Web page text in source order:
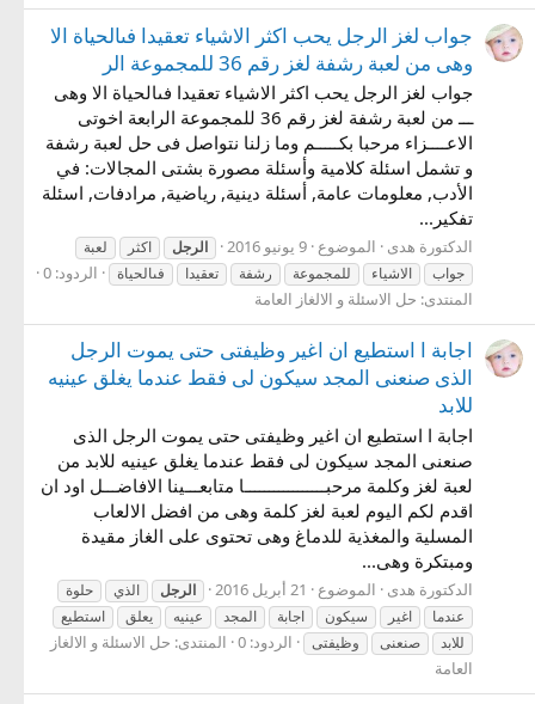
جواب لغز الرجل يحب اكثر الاشياء تعقيدا فىالحياة الا
وهى من لعبة رشفة لغز رقم 36 للمجموعة الر
جواب لغز الرجل يحب اكثر الاشياء تعقيدا فىالحياة الا وهى
ـــ من لعبة رشفة لغز رقم 36 للمجموعة الرابعة اخوتى
الاعــــزاء مرحبا بكـــــم وما زلنا نتواصل فى حل لعبة رشفة
و تشمل اسئلة كلامية وأسئلة مصورة بشتى المجالات: في
الأدب, معلومات عامة, أسئلة دينية, رياضية, مرادفات, اسئلة
تفكير...
الدكتورة هدى الموضوع 9 يونيو 2016 الرجل اكثر
لعبة
جواب
الاشياء للمجموعة رشفة تعقيدا فىالحياة
الردود: 0
المنتدى: حل الاسئلة و الالغاز العامة
اجابة ا استطيع ان اغير وظيفتى حتى يموت الرجل
الذى صنعنى المجد سيكون لى فقط عندما يغلق عينيه
للابد
اجابة ا استطيع ان اغير وظيفتى حتى يموت الرجل الذى
صنعنى المجد سيكون لى فقط عندما يغلق عينيه للابد من
لعبة لغز وكلمة مرحبـــــــــــــــــا متابعـــينا الافاضـــل اود ان
اقدم لكم اليوم لعبة لغز كلمة وهى من افضل الالعاب
المسلية والمغذية للدماغ وهى تحتوى على الغاز مقيدة
ومبتكرة وهى...
الدكتورة هدى الموضوع 21 أبريل 2016 الرجل الذي
حلوة
عندما
اغير سيكون اجابة المجد عينيه يعلق
استطيع
للابد
صنعنى وظيفتى الردود: 0 المنتدى: حل الاسئلة و الالغاز
العامة